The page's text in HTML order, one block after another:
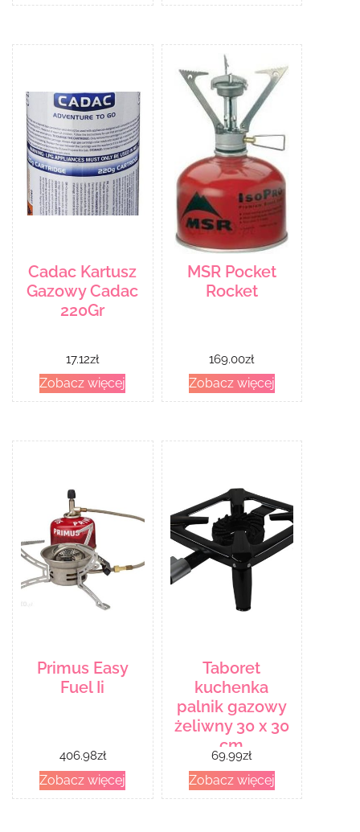
Cadac Kartusz
Gazowy Cadac
220Gr
17.12zł
Zobacz więcej
MSR Pocket
Rocket
169.00zł
Zobacz więcej
Primus Easy
Fuel Ii
406.98zł
Zobacz więcej
Taboret
kuchenka
palnik gazowy
żeliwny 30 x 30
cm
69.99zł
Zobacz więcej